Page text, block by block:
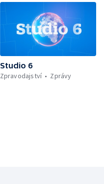
Studio 6
Zpravodajství
Zprávy